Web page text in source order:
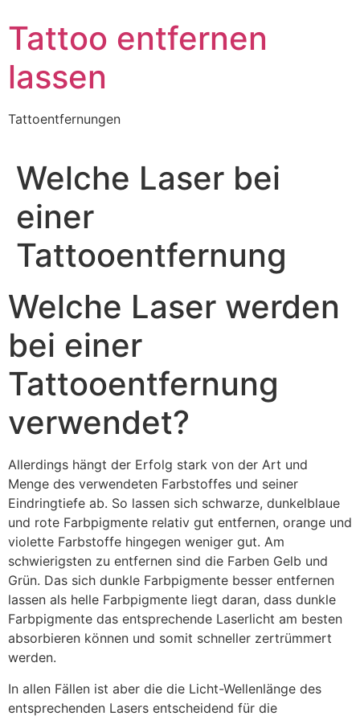
to
content
Tattoo entfernen
lassen
Tattoentfernungen
Welche Laser bei
einer
Tattooentfernung
Welche Laser werden
bei einer
Tattooentfernung
verwendet?
Allerdings hängt der Erfolg stark von der Art und
Menge des verwendeten Farbstoffes und seiner
Eindringtiefe ab. So lassen sich schwarze, dunkelblaue
und rote Farbpigmente relativ gut entfernen, orange und
violette Farbstoffe hingegen weniger gut. Am
schwierigsten zu entfernen sind die Farben Gelb und
Grün. Das sich dunkle Farbpigmente besser entfernen
lassen als helle Farbpigmente liegt daran, dass dunkle
Farbpigmente das entsprechende Laserlicht am besten
absorbieren können und somit schneller zertrümmert
werden.
In allen Fällen ist aber die die Licht-Wellenlänge des
entsprechenden Lasers entscheidend für die